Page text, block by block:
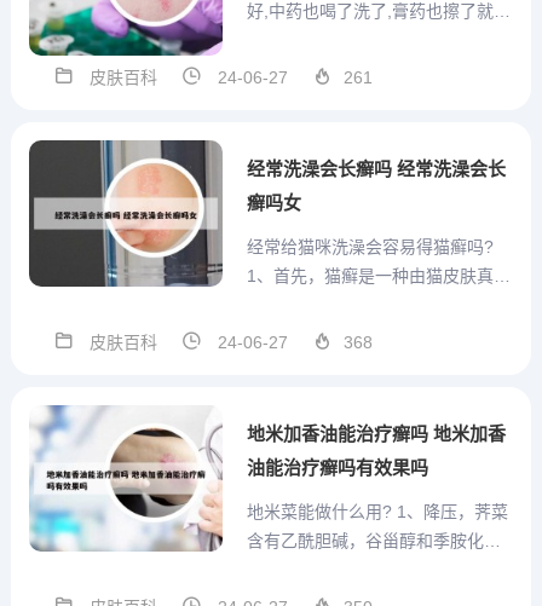
好,中药也喝了洗了,膏药也擦了就好
高脂餐以便于药物吸收。应用超过
癣菌感染头皮及毛发所致的疾
皮肤百科 24-06-27 261
经常洗澡会长癣吗 经常洗澡会长
癣吗女
经常给猫咪洗澡会容易得猫癣吗?
1、首先，猫癣是一种由猫皮肤真菌
肤红肿、瘙痒、脱屑等。而猫咪的
护屏障，导致猫咪更容易感染猫癣
皮肤百科 24-06-27 368
地米加香油能治疗癣吗 地米加香
油能治疗癣吗有效果吗
地米菜能做什么用? 1、降压，荠菜
含有乙酰胆碱，谷甾醇和季胺化合
醇和甘油三酯的含量，而且还有降